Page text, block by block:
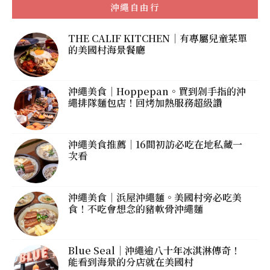
沖繩自由行
THE CALIF KITCHEN｜有專屬兒童菜單
的美國村海景餐廳
沖繩美食｜Hoppepan。買到剁手指的沖
繩排隊麵包店！回烤加熱服務超級讚
沖繩美食推薦｜16間初訪必吃在地私藏一
次看
沖繩美食｜浜屋沖繩麵。美國村旁必吃美
食！不吃會想念的豬軟骨沖繩麵
Blue Seal｜沖繩逾八十年冰淇淋傳奇！
能看到海景的分店就在美國村